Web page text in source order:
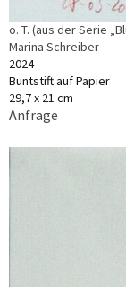
o. T. (aus der Serie
Marina Schreiber
2024
Buntstift auf Papier
29,7 x 21 cm
Anfrage